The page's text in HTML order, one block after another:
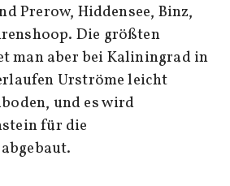
Prerow, Hiddensee, Binz,
Die größten
man aber bei Kaliningrad in
Urströme leicht
und es wird
für die